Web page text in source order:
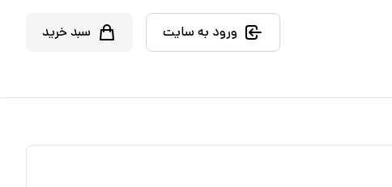
ورود به سایت سبد خرید